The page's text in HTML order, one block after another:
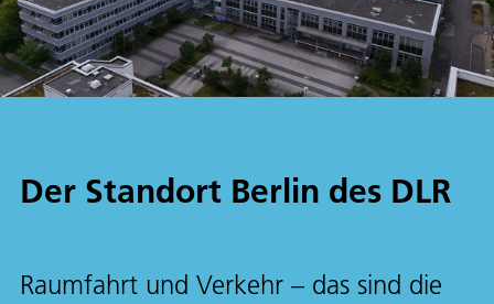
Der Standort Berlin des DLR
Raumfahrt und Verkehr – das sind die